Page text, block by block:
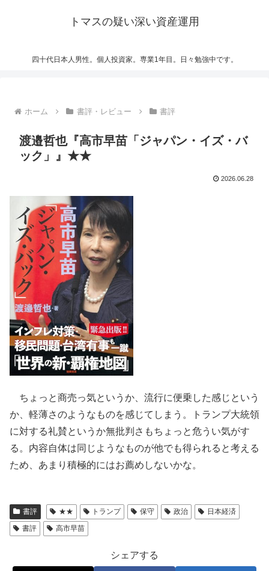
トマスの疑い深い資産運用
四十代日本人男性。個人投資家。専業1年目。日々勉強中です。
ホーム 書評・レビュー 書評
渡邉哲也『高市早苗「ジャパン・イズ・バ
ック」』★★
2026.06.28
ちょっと商売っ気というか、流行に便乗した感じという
か、軽薄さのようなものを感じてしまう。トランプ大統領
に対する礼賛というか無批判さもちょっと危うい気がす
る。内容自体は同じようなものが他でも得られると考える
ため、あまり積極的にはお薦めしないかな。
書評 ★★ トランプ 保守 政治
日本経済
書評
高市早苗
シェアする